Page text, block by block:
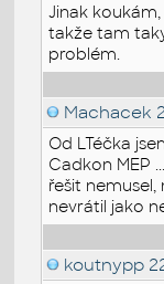
Jinak
takže tam
problém.
Machacek
Od LTéčka
Cadkon MEP
řešit
nevrátil jako
koutnypp